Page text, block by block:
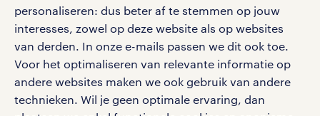
personaliseren: dus beter af te stemmen op jouw
interesses, zowel op deze website als op websites
van derden. In onze e-mails passen we dit ook toe.
Voor het optimaliseren van relevante informatie op
andere websites maken we ook gebruik van andere
technieken. Wil je geen optimale ervaring, dan
social media
Volg ons voor de leukste content omtrent
vacatures, solliciteren en inspiratie.